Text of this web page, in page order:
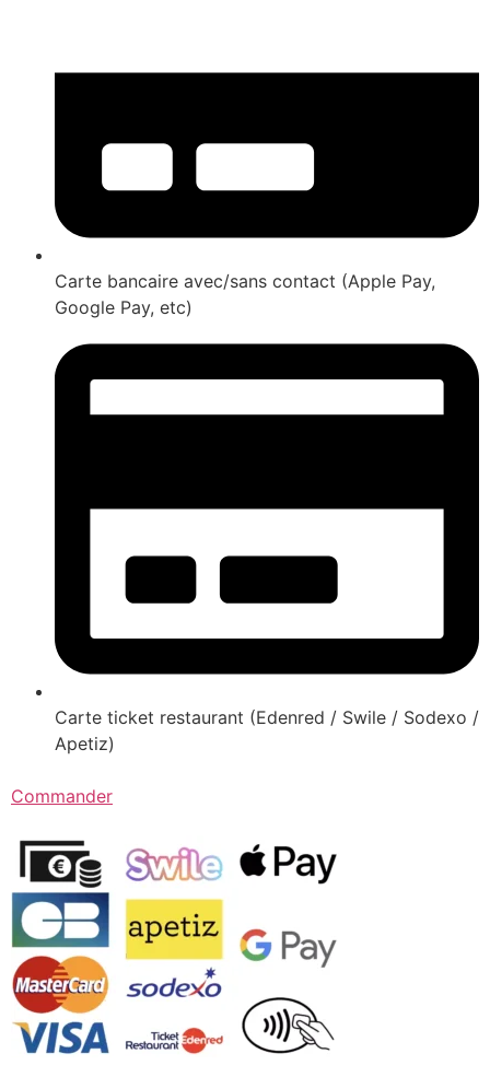
Carte bancaire avec/sans contact (Apple Pay,
Google Pay, etc)
Carte ticket restaurant (Edenred / Swile / Sodexo /
Apetiz)
Commander